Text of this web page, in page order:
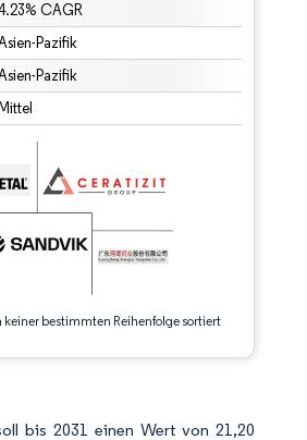
CAGR
Pazifik
Pazifik
Mittel
bestimmten Reihenfolge sortiert
erfordert Namensnennung gemäß CC BY 4.0.
4.0.
bis 2031 einen Wert von 21,20